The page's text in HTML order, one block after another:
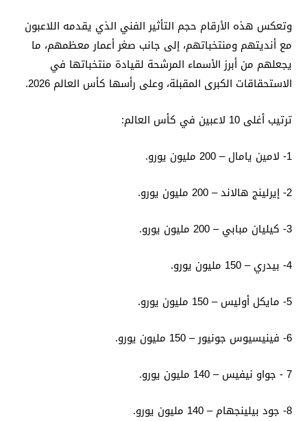
وتعكس هذه الأرقام حجم التأثير الفني الذي يقدمه اللاعبون
مع أنديتهم ومنتخباتهم، إلى جانب صغر أعمار معظمهم، ما
يجعلهم من أبرز الأسماء المرشحة لقيادة منتخباتها في
الاستحقاقات الكبرى المقبلة، وعلى رأسها كأس العالم 2026.
ترتيب أغلى 10 لاعبين في كأس العالم:
1- لامين يامال – 200 مليون يورو.
2- إيرلينج هالاند – 200 مليون يورو.
3- كيليان مبابي – 200 مليون يورو.
4- بيدري – 150 مليون يورو.
5- مايكل أوليس – 150 مليون يورو.
6- فينيسيوس جونيور – 150 مليون يورو.
7 - جواو نيفيس – 140 مليون يورو.
8- جود بيلينجهام – 140 مليون يورو.